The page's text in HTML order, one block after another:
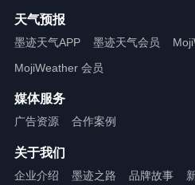
天气预报
墨迹天气APP 墨迹天气会员
MojiWeather 会员
媒体服务
广告资源 合作案例
关于我们
企业介绍 墨迹之路 品牌故事